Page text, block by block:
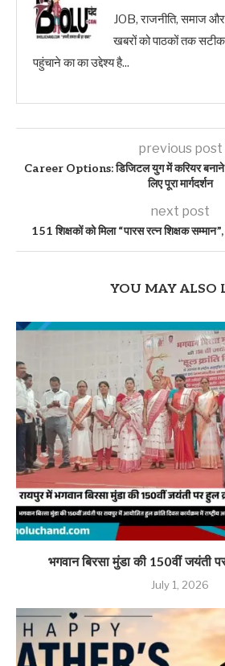
JOB, राजनीति, समाज
खबरों को पाठकों तक
पहुंचाने का का उद्देश्य है...
previous post
Career Options: डिजिटल युग में करियर बनाने
लिए पूरा मार्गदर्शन
next post
151 शिक्षकों को मिला “पारस रत्न शिक्षक
YOU MAY ALSO
भगवान बिरसा मुंडा की 150वीं जयंती
July 1, 2026